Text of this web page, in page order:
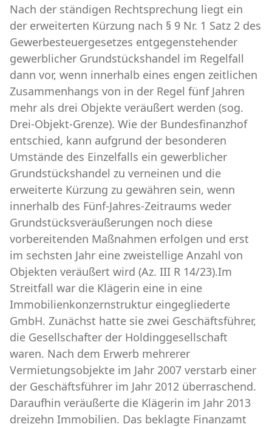
Nach der ständigen Rechtsprechung liegt ein
der erweiterten Kürzung nach § 9 Nr. 1 Satz 2 des
Gewerbesteuergesetzes entgegenstehender
gewerblicher Grundstückshandel im Regelfall
dann vor, wenn innerhalb eines engen zeitlichen
Zusammenhangs von in der Regel fünf Jahren
mehr als drei Objekte veräußert werden (sog.
Drei-Objekt-Grenze). Wie der Bundesfinanzhof
entschied, kann aufgrund der besonderen
Umstände des Einzelfalls ein gewerblicher
Grundstückshandel zu verneinen und die
erweiterte Kürzung zu gewähren sein, wenn
innerhalb des Fünf-Jahres-Zeitraums weder
Grundstücksveräußerungen noch diese
vorbereitenden Maßnahmen erfolgen und erst
im sechsten Jahr eine zweistellige Anzahl von
Objekten veräußert wird (Az. III R 14/23).Im
Streitfall war die Klägerin eine in eine
Immobilienkonzernstruktur eingegliederte
GmbH. Zunächst hatte sie zwei Geschäftsführer,
die Gesellschafter der Holdinggesellschaft
waren. Nach dem Erwerb mehrerer
Vermietungsobjekte im Jahr 2007 verstarb einer
der Geschäftsführer im Jahr 2012 überraschend.
Daraufhin veräußerte die Klägerin im Jahr 2013
dreizehn Immobilien. Das beklagte Finanzamt